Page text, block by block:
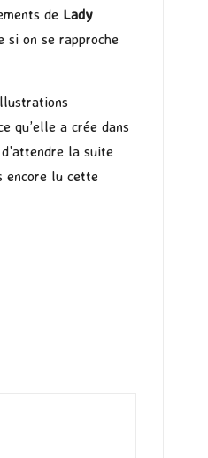
de Lady
si on se rapproche
qu’elle a crée dans
la suite
encore lu cette